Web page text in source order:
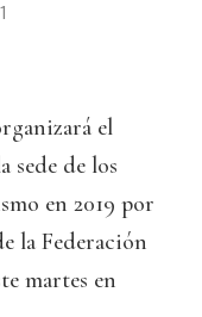
el
sede de los
en 2019 por
la Federación
martes en